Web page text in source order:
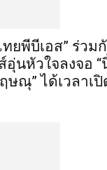
ทยพีบีเอส” ร่วม
อุ่นหัวใจลงจอ
ษณุ” ได้เวลาเ